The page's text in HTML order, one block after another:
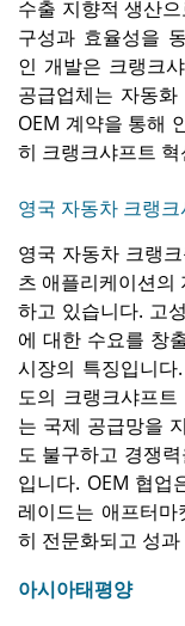
수출 지향적 생산
구성과 효율성을
인 개발은 크랭크
공급업체는 자동
OEM 계약을 통해
히 ​​크랭크샤프트
영국 자동차 크랭
영국 자동차 크랭
츠 애플리케이션의
하고 있습니다. 고
에 대한 수요를 창
시장의 특징입니
도의 크랭크샤프
는 국제 공급망을
도 불구하고 경쟁
입니다. OEM 협업
레이드는 애프터
히 ​​전문화되고 성
아시아태평양